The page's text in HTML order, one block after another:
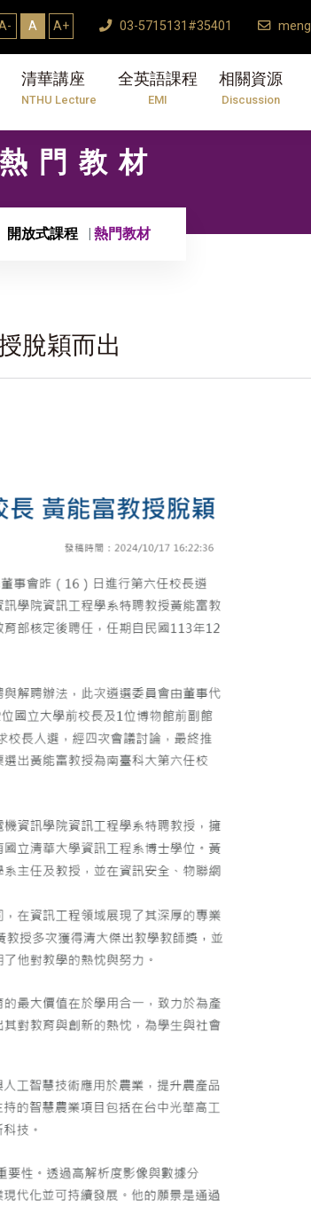
A A+ 03-5715131#35401
清華講座
NTHU Lecture
全英語課程
EMI
相關資源
Discussion
熱門教材
開放式課程 熱門教材
脫穎而出